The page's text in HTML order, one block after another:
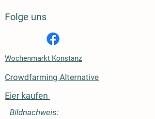
Folge uns
Wochenmarkt Konstanz
Crowdfarming Alternative
Eier kaufen
Bildnachweis: